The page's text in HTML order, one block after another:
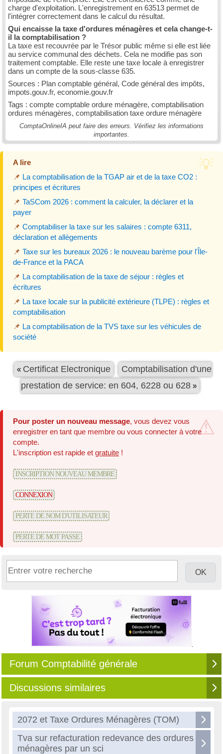
charge d'exploitation. L'enregistrement en 63513 permet de
l'intégrer correctement dans le calcul du résultat.
Qui encaisse la taxe d'ordures ménagères et cela change-t-
il la comptabilisation ?
La taxe est recouvrée par le Trésor public même si elle est liée
au service communal des déchets. Cela ne modifie pas son
traitement comptable. Elle reste une taxe locale à enregistrer
dans un compte de la sous-classe 635.
Sources : Plan comptable général, Code général des impôts,
impots.gouv.fr, economie.gouv.fr
Tags : compte comptable ordure ménagère, comptabilisation
ordures ménagères, comptabilisation taxe ordure ménagère
ComptaOnlineIA peut faire des erreurs. Vérifiez les informations
importantes.
A lire
📌 La comptabilisation de la TGAP air et de la taxe CO2 :
principes et écritures
📌 TaSCom 2026 : comment la calculer, la déclarer et la
payer
📌 Comptabiliser la taxe sur les salaires : compte 6311,
déclaration et allègements
📌 Taxe sur les bureaux 2026 : le nouveau barème pour l'Île-
de-France et la PACA
📌 La comptabilisation de la taxe de séjour : règles et
écritures
📌 La taxe locale sur la publicité extérieure (TLPE) : règles et
comptabilisation
📌 La comptabilisation de la TVS taxe sur les véhicules de
société
« Certificat Electronique
Comptabilisation d'une
prestation de service: en 604, 6228 ou 628 »
Pour poster un nouveau message, vous devez vous
enregistrer en tant que membre ou vous connecter à votre
compte.
L'inscription est rapide et gratuite !
INSCRIPTION NOUVEAU MEMBRE
CONNEXION
PERTE DE NOM D'UTILISATEUR
PERTE DE MOT PASSE
Forum Comptabilité générale
Discussions similaires
2072 et Taxe Ordures Ménagères (TOM)
Tva sur refacturation redevance des ordures
ménagères par un sci